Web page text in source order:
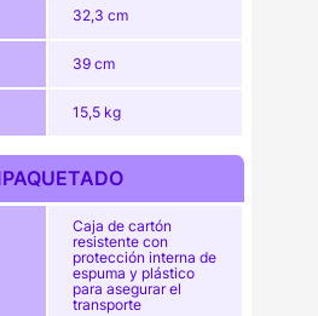
32,3 cm
39 cm
15,5 kg
Caja de cartón
resistente con
protección interna de
espuma y plástico
para asegurar el
transporte